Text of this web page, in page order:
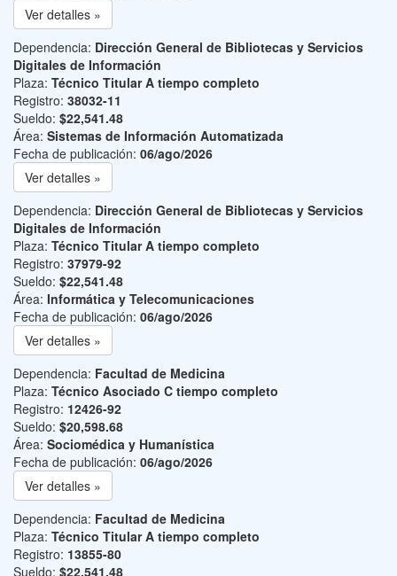
Ver detalles »
Dependencia: Dirección General de Bibliotecas y Servicios
Digitales de Información
Plaza: Técnico Titular A tiempo completo
Registro: 38032-11
Sueldo: $22,541.48
Área: Sistemas de Información Automatizada
Fecha de publicación: 06/ago/2026
Ver detalles »
Dependencia: Dirección General de Bibliotecas y Servicios
Digitales de Información
Plaza: Técnico Titular A tiempo completo
Registro: 37979-92
Sueldo: $22,541.48
Área: Informática y Telecomunicaciones
Fecha de publicación: 06/ago/2026
Ver detalles »
Dependencia: Facultad de Medicina
Plaza: Técnico Asociado C tiempo completo
Registro: 12426-92
Sueldo: $20,598.68
Área: Sociomédica y Humanística
Fecha de publicación: 06/ago/2026
Ver detalles »
Dependencia: Facultad de Medicina
Plaza: Técnico Titular A tiempo completo
Registro: 13855-80
Sueldo: $22,541.48